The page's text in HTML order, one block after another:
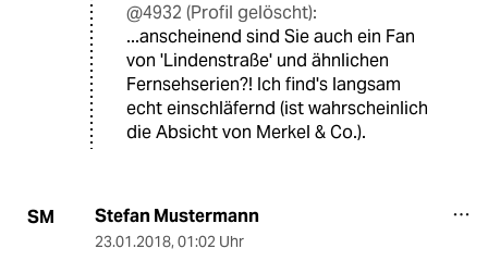
@4932 (Profil gelöscht):
...anscheinend sind Sie auch ein Fan
von 'Lindenstraße' und ähnlichen
Fernsehserien?! Ich find's langsam
echt einschläfernd (ist wahrscheinlich
die Absicht von Merkel & Co.).
SM Stefan Mustermann
23.01.2018, 01:02 Uhr